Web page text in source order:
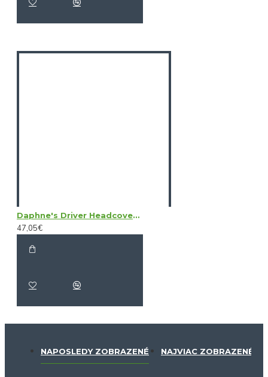
Daphne's Driver Headcovers - Boar
47,05€
NAPOSLEDY ZOBRAZENÉ NAJVIAC ZOBRAZENÉ